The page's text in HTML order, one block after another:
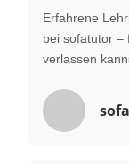
Erfahrene
bei sofatutor –
verlassen